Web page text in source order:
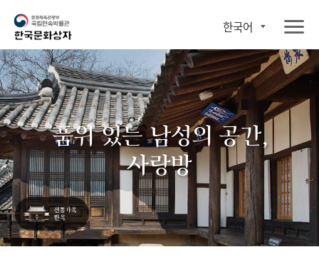
한국어
품위 있는 남성의 공간,
사랑방